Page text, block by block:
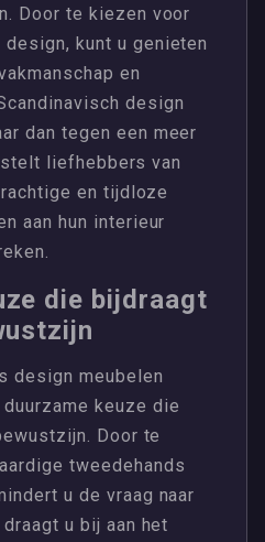
Door te kiezen voor
kunt u genieten
en
design
dan tegen een meer
liefhebbers van
en tijdloze
aan hun interieur
die bijdraagt
design meubelen
keuze die
Door te
tweedehands
u de vraag naar
u bij aan het